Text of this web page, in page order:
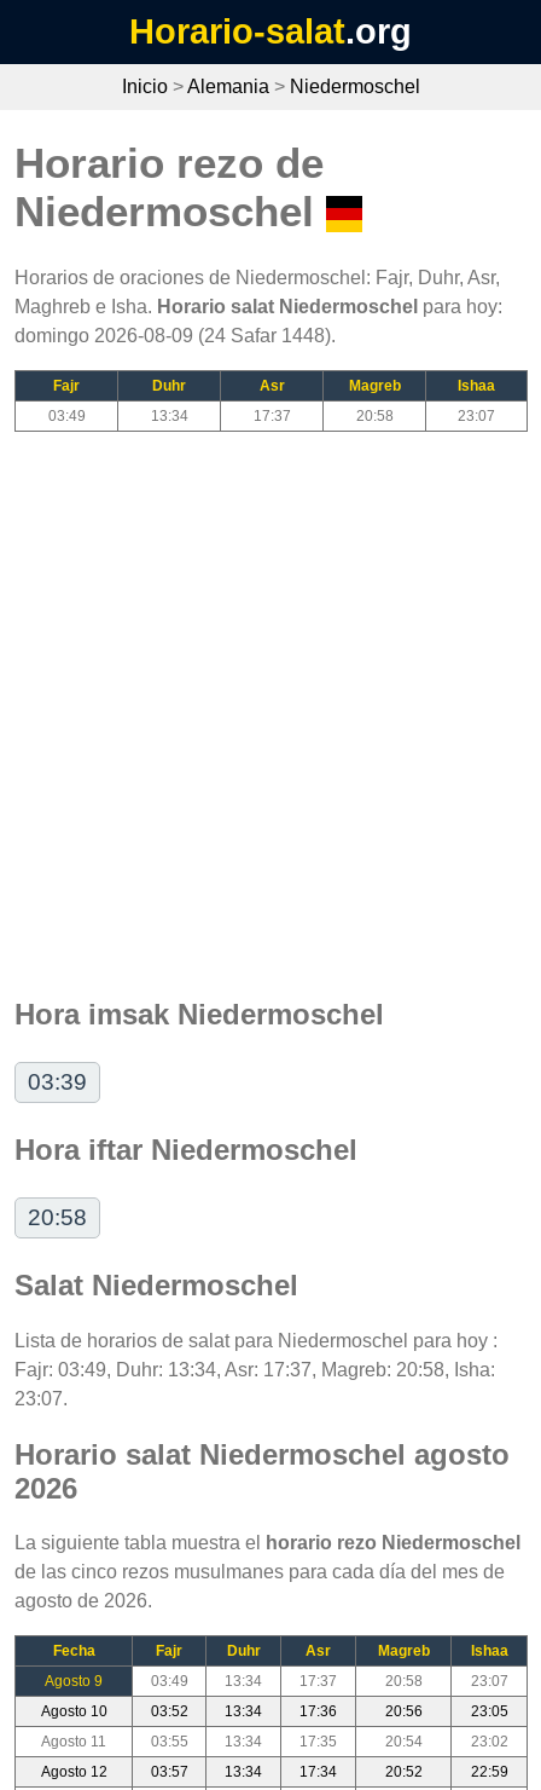
Horario-salat.org
Inicio>Alemania > Niedermoschel
Horario rezo de
Niedermoschel
Horarios de oraciones de Niedermoschel: Fajr, Duhr, Asr,
Maghreb e Isha. Horario salat Niedermoschel para hoy:
domingo 2026-08-09 (24 Safar 1448).
Fajr Duhr Asr Magreb
Ishaa
03:49
13:34 17:37 20:58 23:07
Hora imsak Niedermoschel
03:39
Hora iftar Niedermoschel
20:58
Salat Niedermoschel
Lista de horarios de salat para Niedermoschel para hoy :
Fajr: 03:49, Duhr: 13:34, Asr: 17:37, Magreb: 20:58, Isha:
23:07.
Horario salat Niedermoschel agosto
2026
La siguiente tabla muestra el
horario rezo Niedermoschel
de las cinco rezos musulmanes para cada día del mes de
agosto de 2026.
Fecha Fajr Duhr Asr Magreb
Ishaa
Agosto 9
03:49 13:34 17:37 20:58
23:07
Agosto 10
03:52 13:34 17:36 20:56
23:05
Agosto 11
03:55 13:34 17:35 20:54
23:02
Agosto 12
03:57 13:34 17:34 20:52
22:59